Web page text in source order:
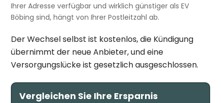
Ihrer Adresse verfügbar und wirklich günstiger als EV
Böbing sind, hängt von Ihrer Postleitzahl ab.
Der Wechsel selbst ist kostenlos, die Kündigung
übernimmt der neue Anbieter, und eine
Versorgungslücke ist gesetzlich ausgeschlossen.
Vergleichen Sie Ihre Ersparnis